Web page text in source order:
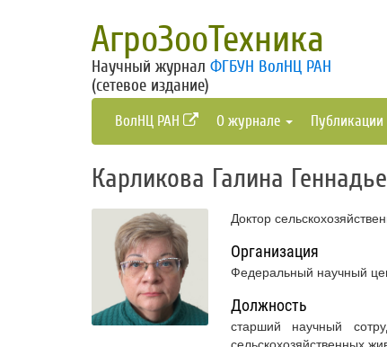
АгроЗооТехника
Научный журнал ФГБУН ВолНЦ РАН
(сетевое издание)
ВолНЦ РАН О журнале Публикации
Карликова Галина
Доктор
Организация
Федеральный научный
Должность
старший научный
сельскохозяйственных